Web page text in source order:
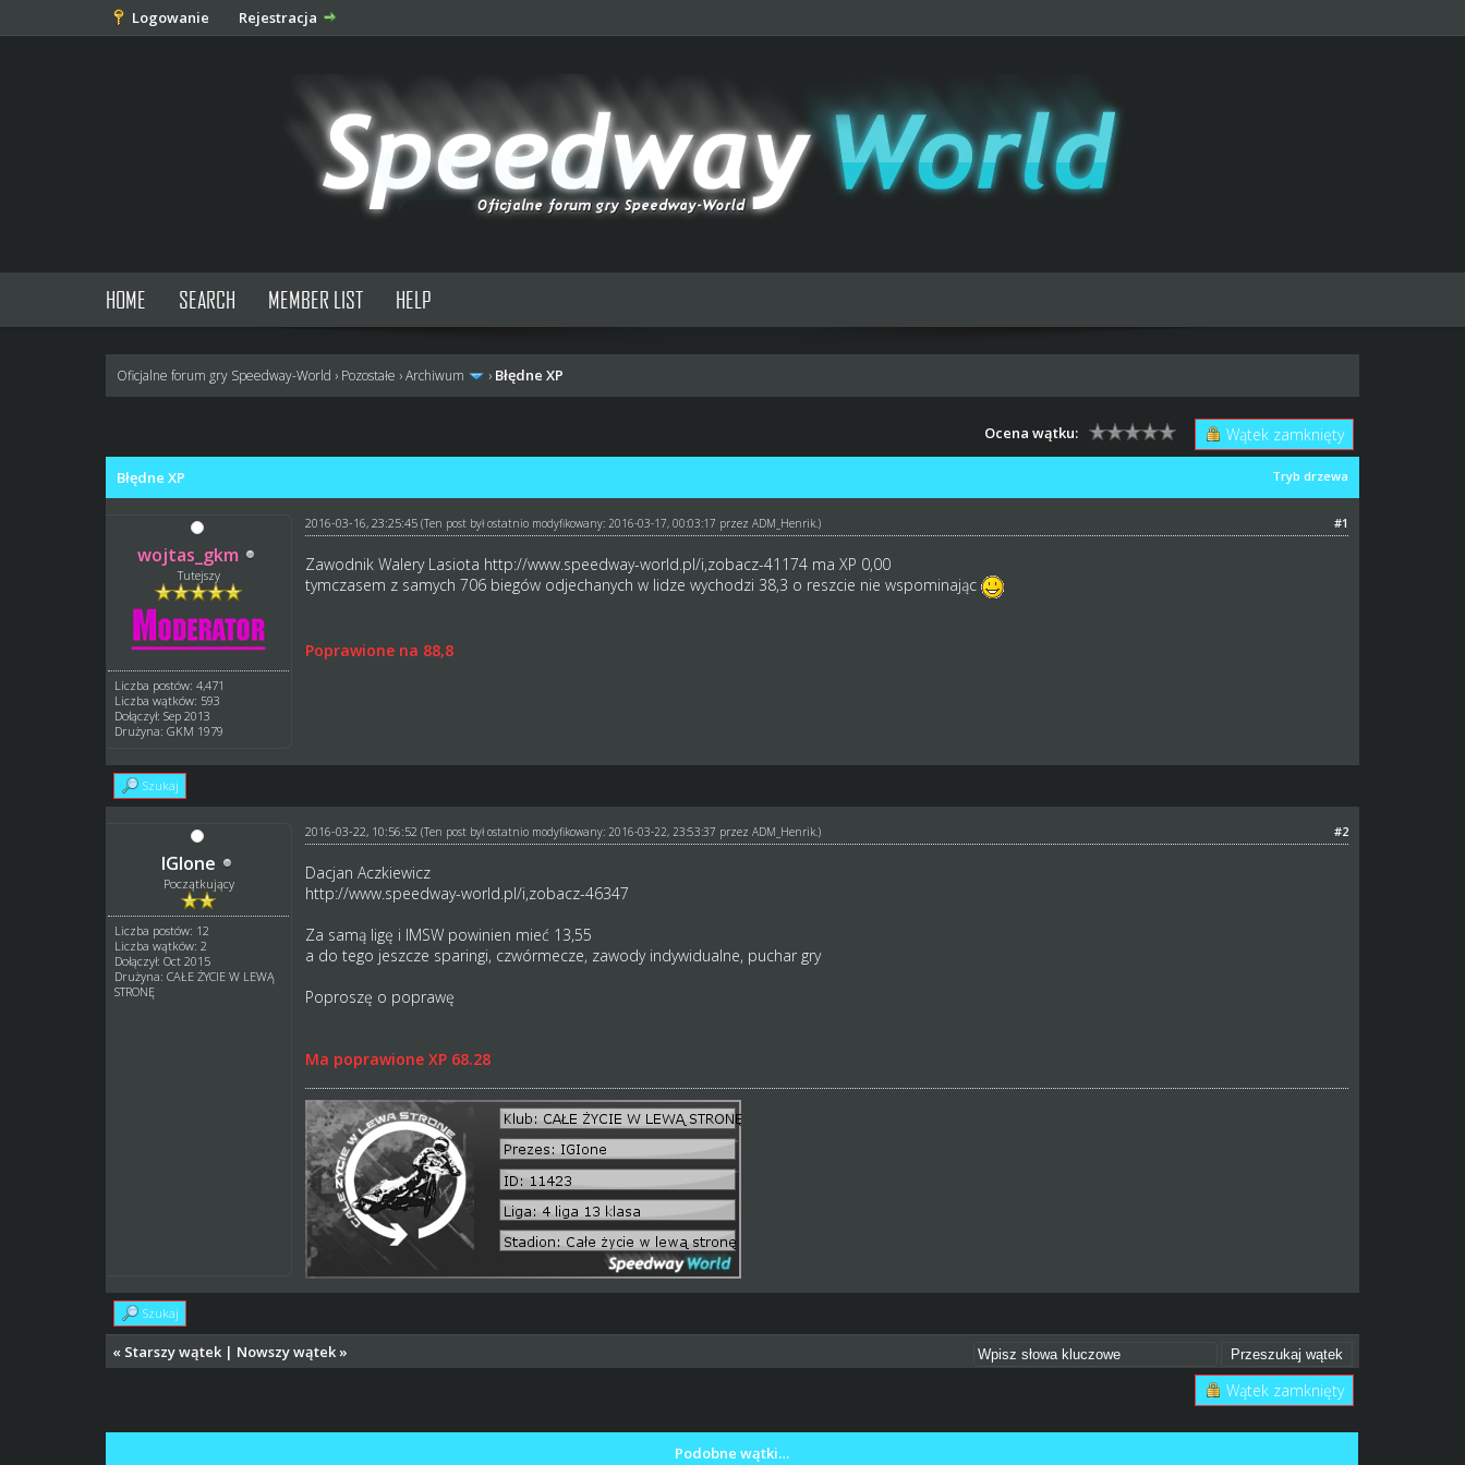
Logowanie Rejestracja
HOME SEARCH MEMBER LIST HELP
Oficjalne forum gry Speedway-World › Pozostałe ›Archiwum › Błędne XP
Wątek zamknięty
Ocena wątku:
Tryb drzewa
Błędne XP
wojtas_gkm
Tutejszy
Liczba postów: 4,471
Liczba wątków: 593
Dołączył: Sep 2013
Drużyna: GKM 1979
#1
2016-03-16, 23:25:45 (Ten post był ostatnio modyfikowany: 2016-03-17, 00:03:17 przez ADM_Henrik.)
Zawodnik Walery Lasiota http://www.speedway-world.pl/i,zobacz-41174ma XP 0,00
tymczasem z samych 706 biegów odjechanych w lidze wychodzi 38,3 o reszcie nie wspominając
Poprawione na 88,8
Szukaj
IGIone
Początkujący
Liczba postów: 12
Liczba wątków: 2
Dołączył: Oct 2015
Drużyna: CAŁE ŻYCIE W LEWĄ
STRONĘ
#2
2016-03-22, 10:56:52 (Ten post był ostatnio modyfikowany: 2016-03-22, 23:53:37 przez ADM_Henrik.)
Dacjan Aczkiewicz
http://www.speedway-world.pl/i,zobacz-46347
Za samą ligę i IMSW powinien mieć 13,55
a do tego jeszcze sparingi, czwórmecze, zawody indywidualne, puchar gry
Poproszę o poprawę
Ma poprawione XP 68.28
Szukaj
« Starszy wątek | Nowszy wątek »
Wątek zamknięty
Podobne wątki…